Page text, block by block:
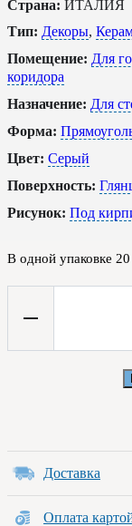
Страна: ИТАЛИЯ
Тип: Декоры,
Помещение: Для
коридора
Назначение: Для
Форма:
Цвет: Серый
Поверхность:
Рисунок: Под
В одной упаковке 20
Доставка
Оплата